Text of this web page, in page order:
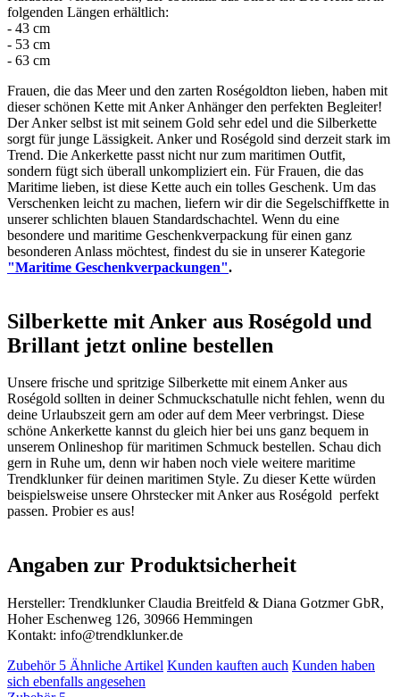
folgenden Längen erhältlich:
- 43 cm
- 53 cm
- 63 cm
Frauen, die das Meer und den zarten Roségoldton lieben, haben mit
dieser schönen Kette mit Anker Anhänger den perfekten Begleiter!
Der Anker selbst ist mit seinem Gold sehr edel und die Silberkette
sorgt für junge Lässigkeit. Anker und Roségold sind derzeit stark im
Trend. Die Ankerkette passt nicht nur zum maritimen Outfit,
sondern fügt sich überall unkompliziert ein. Für Frauen, die das
Maritime lieben, ist diese Kette auch ein tolles Geschenk. Um das
Verschenken leicht zu machen, liefern wir dir die Segelschiffkette in
unserer schlichten blauen Standardschachtel. Wenn du eine
besondere und maritime Geschenkverpackung für einen ganz
besonderen Anlass möchtest, findest du sie in unserer Kategorie
"Maritime Geschenkverpackungen".
Silberkette mit Anker aus Roségold und
Brillant jetzt online bestellen
Unsere frische und spritzige Silberkette mit einem Anker aus
Roségold sollten in deiner Schmuckschatulle nicht fehlen, wenn du
deine Urlaubszeit gern am oder auf dem Meer verbringst. Diese
schöne Ankerkette kannst du gleich hier bei uns ganz bequem in
unserem Onlineshop für maritimen Schmuck bestellen. Schau dich
gern in Ruhe um, denn wir haben noch viele weitere maritime
Trendklunker für deinen maritimen Style. Zu dieser Kette würden
beispielsweise unsere Ohrstecker mit Anker aus Roségold perfekt
passen. Probier es aus!
Angaben zur Produktsicherheit
Hersteller: Trendklunker Claudia Breitfeld & Diana Gotzmer GbR,
Hoher Eschenweg 126, 30966 Hemmingen
Kontakt: info@trendklunker.de
Zubehör 5 Ähnliche Artikel Kunden kauften auch Kunden haben
sich ebenfalls angesehen